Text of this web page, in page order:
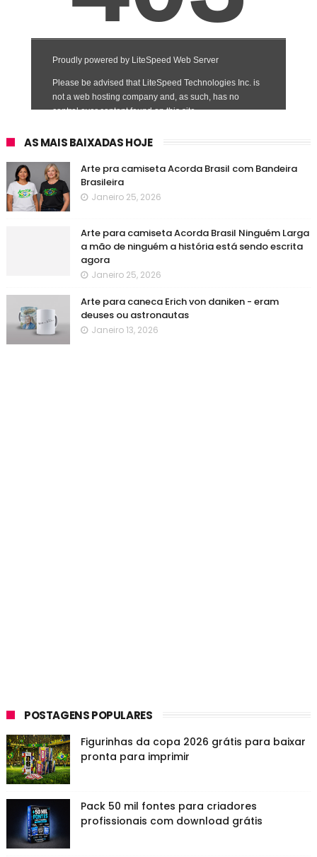
AS MAIS BAIXADAS HOJE
Arte pra camiseta Acorda Brasil com Bandeira
Brasileira
Janeiro 25, 2026
Arte para camiseta Acorda Brasil Ninguém Larga
a mão de ninguém a história está sendo escrita
agora
Janeiro 25, 2026
Arte para caneca Erich von daniken - eram
deuses ou astronautas
Janeiro 13, 2026
POSTAGENS POPULARES
Figurinhas da copa 2026 grátis para baixar
pronta para imprimir
Pack 50 mil fontes para criadores
profissionais com download grátis